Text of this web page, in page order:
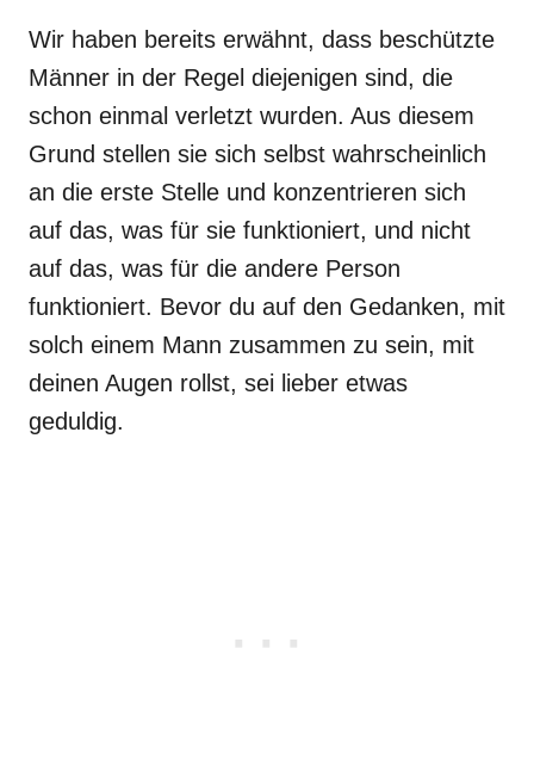
Wir haben bereits erwähnt, dass beschützte
Männer in der Regel diejenigen sind, die
schon einmal verletzt wurden. Aus diesem
Grund stellen sie sich selbst wahrscheinlich
an die erste Stelle und konzentrieren sich
auf das, was für sie funktioniert, und nicht
auf das, was für die andere Person
funktioniert. Bevor du auf den Gedanken, mit
solch einem Mann zusammen zu sein, mit
deinen Augen rollst, sei lieber etwas
geduldig.